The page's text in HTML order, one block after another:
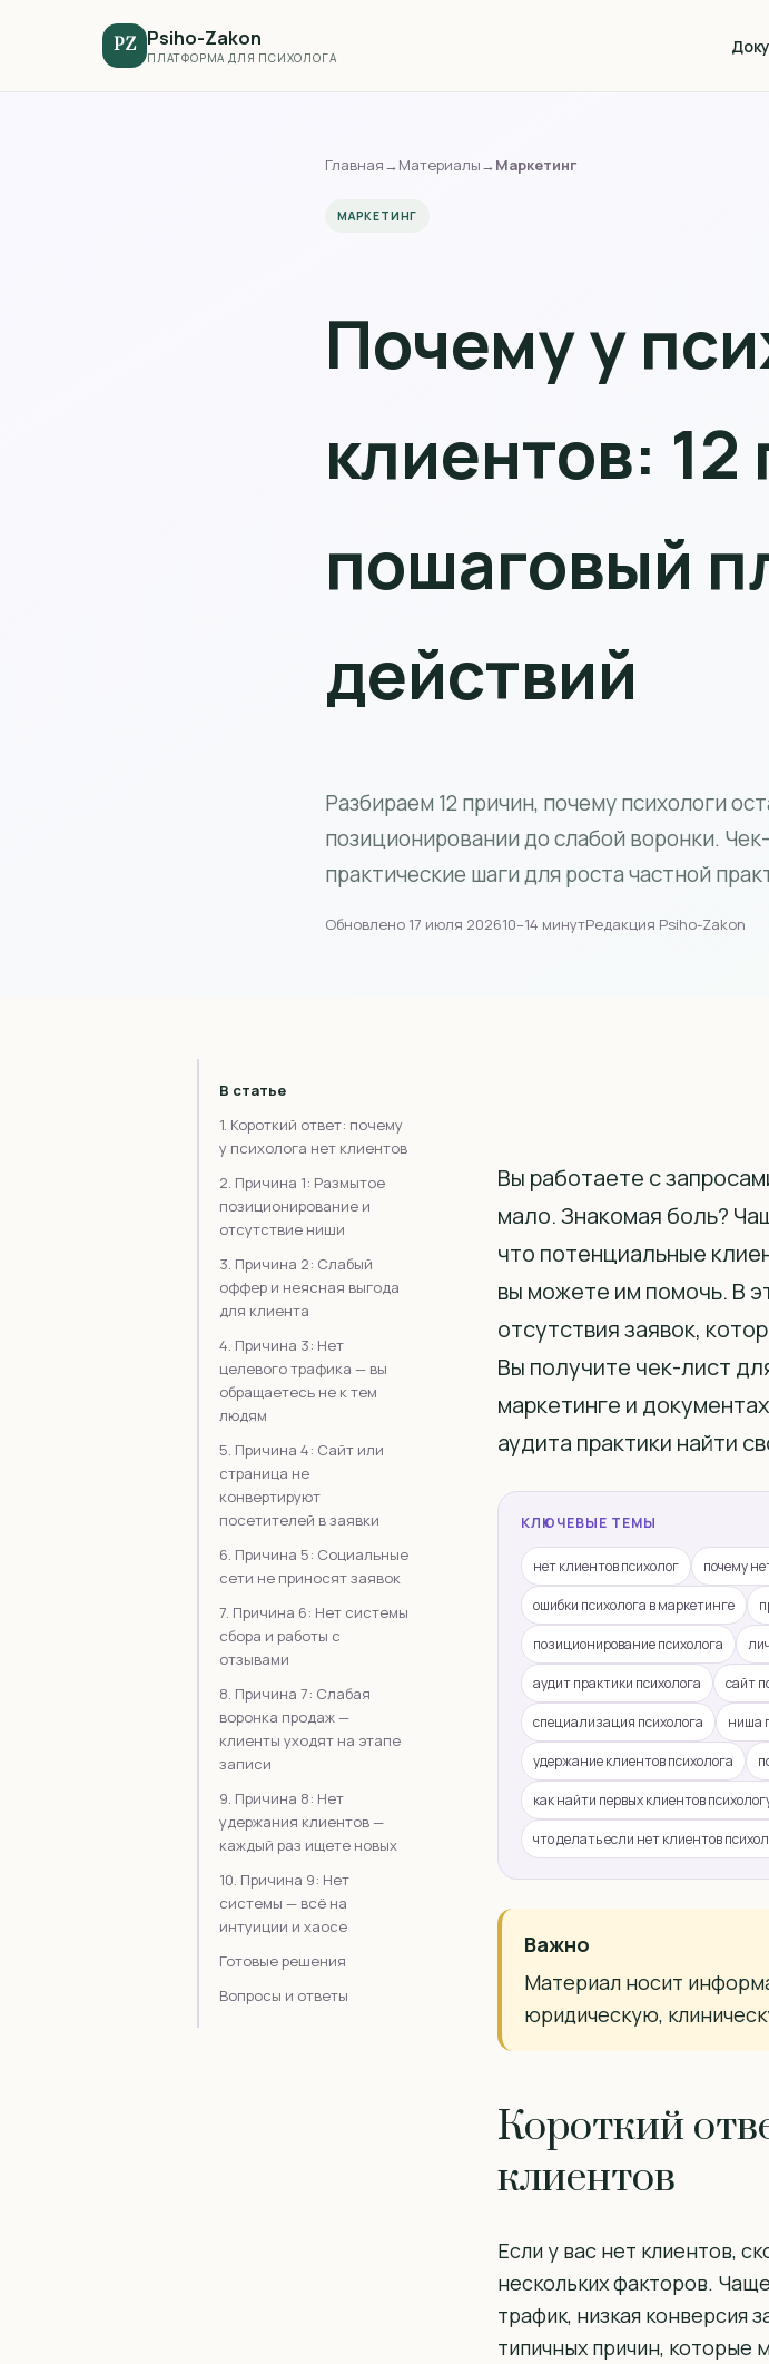
PZ Psiho-Zakon
ПЛАТФОРМА ДЛЯ ПСИХОЛОГА
Главная→Материалы→Маркетинг
МАРКЕТИНГ
Почему у
клиентов: 12
пошаговый
действий
Разбираем 12 причин, почему психологи
позиционировании до слабой воронки.
практические шаги для роста частной
Обновлено 17 июля 202610–14 минутРедакция Psiho-Zakon
В статье
1. Короткий ответ: почему
у психолога нет клиентов
2. Причина 1: Размытое
позиционирование и
отсутствие ниши
3. Причина 2: Слабый
оффер и неясная выгода
для клиента
4. Причина 3: Нет
целевого трафика — вы
обращаетесь не к тем
людям
5. Причина 4: Сайт или
страница не
конвертируют
посетителей в заявки
6. Причина 5: Социальные
сети не приносят заявок
7. Причина 6: Нет системы
сбора и работы с
отзывами
8. Причина 7: Слабая
воронка продаж —
клиенты уходят на этапе
записи
9. Причина 8: Нет
удержания клиентов —
каждый раз ищете новых
10. Причина 9: Нет
системы — всё на
интуиции и хаосе
Готовые решения
Вопросы и ответы
Вы работаете с
мало. Знакомая боль?
что потенциальные
вы можете им помочь. В
отсутствия заявок,
Вы получите чек-лист
маркетинге и
аудита практики найти
КЛЮЧЕВЫЕ ТЕМЫ
нет клиентов психолог почему
ошибки психолога в маркетинге
позиционирование психолога
аудит практики психолога сайт
специализация психолога ниша
удержание клиентов психолога
как найти первых клиентов
что делать если нет клиентов
Важно
Материал носит
юридическую,
Короткий
клиентов
Если у вас нет клиентов,
нескольких факторов.
трафик, низкая конверсия
типичных причин, которые